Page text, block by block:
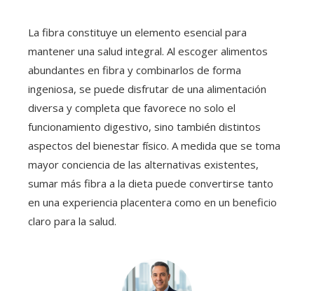
La fibra constituye un elemento esencial para
mantener una salud integral. Al escoger alimentos
abundantes en fibra y combinarlos de forma
ingeniosa, se puede disfrutar de una alimentación
diversa y completa que favorece no solo el
funcionamiento digestivo, sino también distintos
aspectos del bienestar físico. A medida que se toma
mayor conciencia de las alternativas existentes,
sumar más fibra a la dieta puede convertirse tanto
en una experiencia placentera como en un beneficio
claro para la salud.